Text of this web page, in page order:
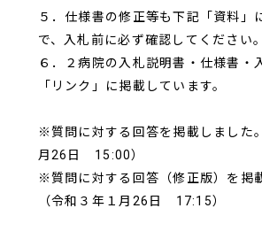
５．仕様書の修正等も下記「資料」
で、入札前に必ず確認してください。
６．２病院の入札説明書・仕様書・
「リンク」に掲載しています。
※質問に対する回答を掲載しました
月26日 15:00）
※質問に対する回答（修正版）を掲
（令和３年１月26日 17:15）